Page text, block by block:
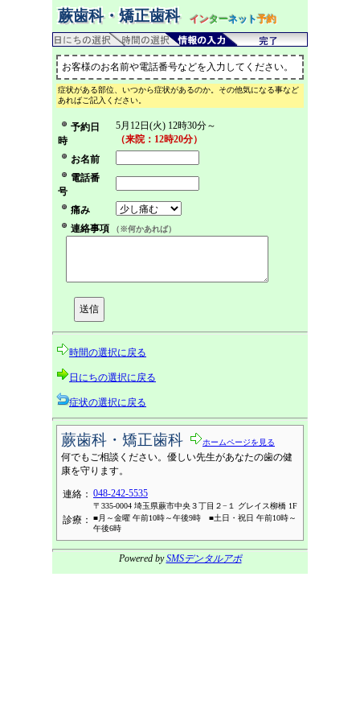
蕨歯科・矯正歯科 インターネット予約
お客様のお名前や電話番号などを入力してください。
症状がある部位、いつから症状があるのか。その他気になる事など
あればご記入ください。
予約日
時
5月12日(火) 12時30分～
（来院：12時20分）
お名前
電話番
号
痛み
連絡事項
（※何かあれば）
時間の選択に戻る
日にちの選択に戻る
症状の選択に戻る
蕨歯科・矯正歯科 ホームページを見る
何でもご相談ください。優しい先生があなたの歯の健
康を守ります。
連絡： 048-242-5535
〒335-0004 埼玉県蕨市中央３丁目２−１ グレイス柳橋 1F
診療：
■月～金曜 午前10時～午後9時 ■土日・祝日 午前10時～
午後6時
Powered bySMSデンタルアポ